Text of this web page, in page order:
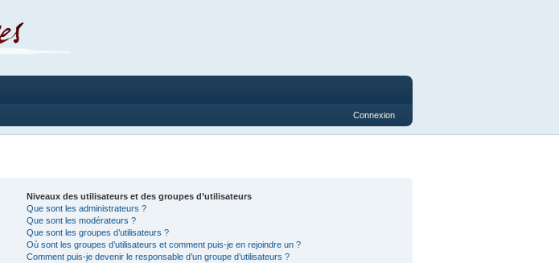
Connexion
Niveaux des utilisateurs et des groupes d’utilisateurs
Que sont les administrateurs ?
Que sont les modérateurs ?
Que sont les groupes d’utilisateurs ?
Où sont les groupes d’utilisateurs et comment puis-je en rejoindre un ?
Comment puis-je devenir le responsable d’un groupe d’utilisateurs ?